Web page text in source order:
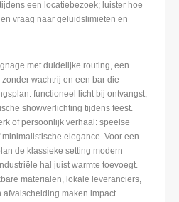
een locatiebezoek; luister hoe
vraag naar geluidslimieten en
met duidelijke routing, een
wachtrij en een bar die
functioneel licht bij ontvangst,
showverlichting tijdens feest.
of persoonlijk verhaal: speelse
elegance. Voor een
de klassieke setting modern
hal juist warmte toevoegt.
materialen, lokale leveranciers,
maken impact